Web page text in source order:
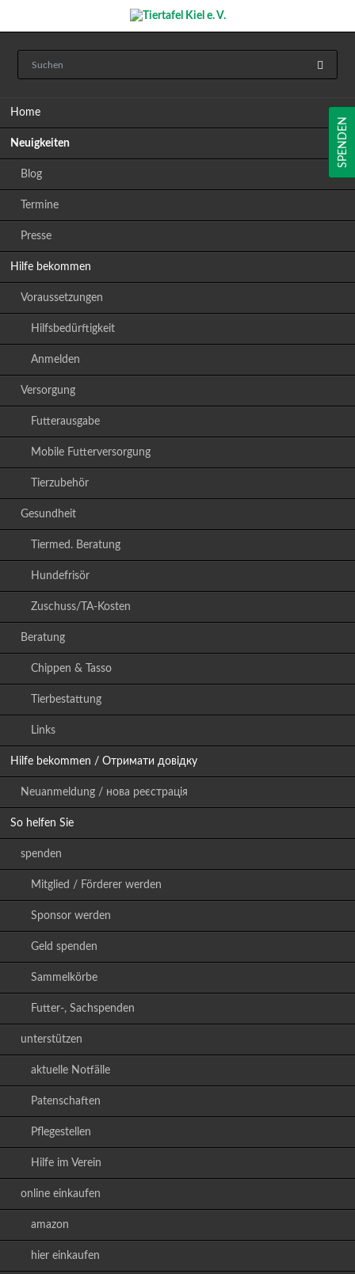
Home
Neuigkeiten
Blog
Termine
Presse
Hilfe bekommen
Voraussetzungen
Hilfsbedürftigkeit
Anmelden
Versorgung
Futterausgabe
Mobile Futterversorgung
Tierzubehör
Gesundheit
Tiermed. Beratung
Hundefrisör
Zuschuss/TA-Kosten
Beratung
Chippen & Tasso
Tierbestattung
Links
Hilfe bekommen / Отримати довідку
Neuanmeldung / нова реєстрація
So helfen Sie
spenden
Mitglied / Förderer werden
Sponsor werden
Geld spenden
Sammelkörbe
Futter-, Sachspenden
unterstützen
aktuelle Notfälle
Patenschaften
Pflegestellen
Hilfe im Verein
online einkaufen
amazon
hier einkaufen
SPENDEN